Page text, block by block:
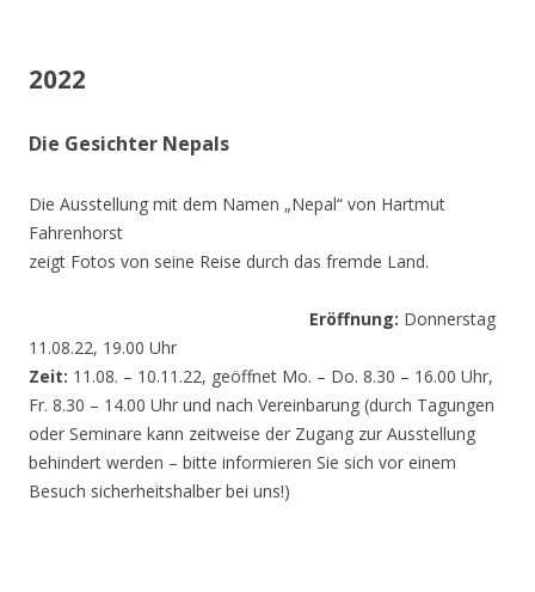
2022
Die Gesichter Nepals
Die Ausstellung mit dem Namen „Nepal“ von Hartmut
Fahrenhorst
zeigt Fotos von seine Reise durch das fremde Land.
Eröffnung: Donnerstag
11.08.22, 19.00 Uhr
Zeit: 11.08. – 10.11.22, geöffnet Mo. – Do. 8.30 – 16.00 Uhr,
Fr. 8.30 – 14.00 Uhr und nach Vereinbarung (durch Tagungen
oder Seminare kann zeitweise der Zugang zur Ausstellung
behindert werden – bitte informieren Sie sich vor einem
Besuch sicherheitshalber bei uns!)